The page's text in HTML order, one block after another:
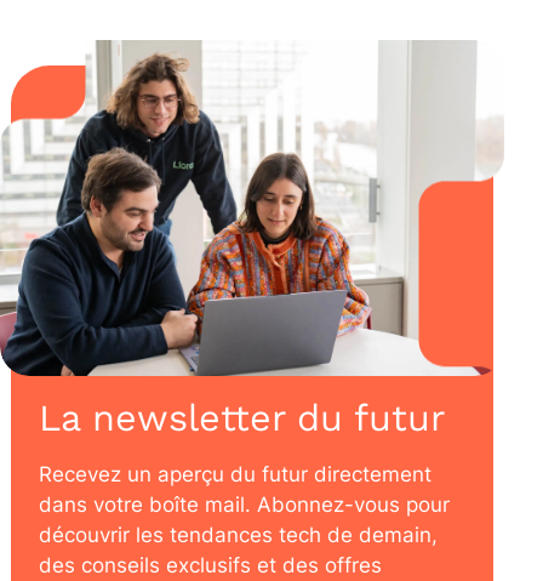
La newsletter du futur
Recevez un aperçu du futur directement
dans votre boîte mail. Abonnez-vous pour
découvrir les tendances tech de demain,
des conseils exclusifs et des offres